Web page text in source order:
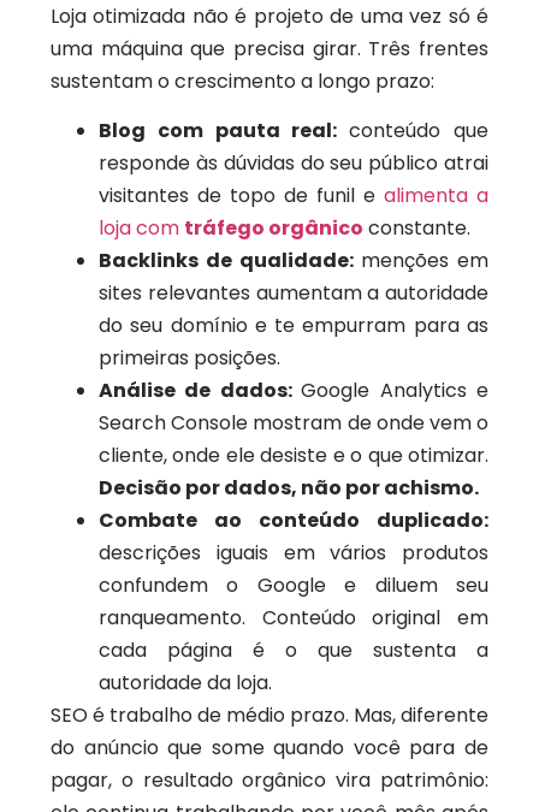
Loja otimizada não é projeto de uma vez só é
uma máquina que precisa girar. Três frentes
sustentam o crescimento a longo prazo:
Blog com pauta real:conteúdo que
responde às dúvidas do seu público atrai
visitantes de topo de funil e alimenta a
loja com tráfego orgânico constante.
Backlinks de qualidade:menções em
sites relevantes aumentam a autoridade
do seu domínio e te empurram para as
primeiras posições.
Análise de dados:Google Analytics e
Search Console mostram de onde vem o
cliente, onde ele desiste e o que otimizar.
Decisão por dados, não por achismo.
Combate ao conteúdo duplicado:
descrições iguais em vários produtos
confundem o Google e diluem seu
ranqueamento. Conteúdo original em
cada página é o que sustenta a
autoridade da loja.
SEO é trabalho de médio prazo. Mas, diferente
do anúncio que some quando você para de
pagar, o resultado orgânico vira patrimônio: